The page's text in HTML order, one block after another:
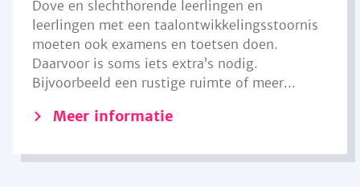
Dove en slechthorende leerlingen en
leerlingen met een taalontwikkelingsstoornis
moeten ook examens en toetsen doen.
Daarvoor is soms iets extra’s nodig.
Bijvoorbeeld een rustige ruimte of meer...
Meer informatie